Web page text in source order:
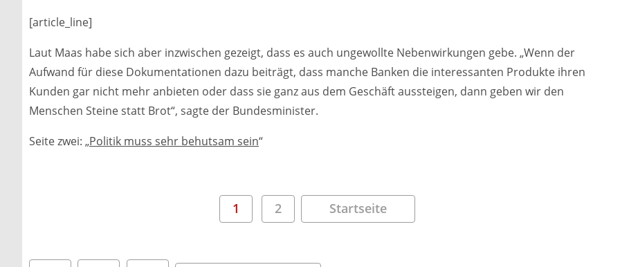
[article_line]
Laut Maas habe sich aber inzwischen gezeigt, dass es auch ungewollte Nebenwirkungen gebe. „Wenn der
Aufwand für diese Dokumentationen dazu beiträgt, dass manche Banken die interessanten Produkte ihren
Kunden gar nicht mehr anbieten oder dass sie ganz aus dem Geschäft aussteigen, dann geben wir den
Menschen Steine statt Brot“, sagte der Bundesminister.
Seite zwei: „Politik muss sehr behutsam sein“
1 2 Startseite